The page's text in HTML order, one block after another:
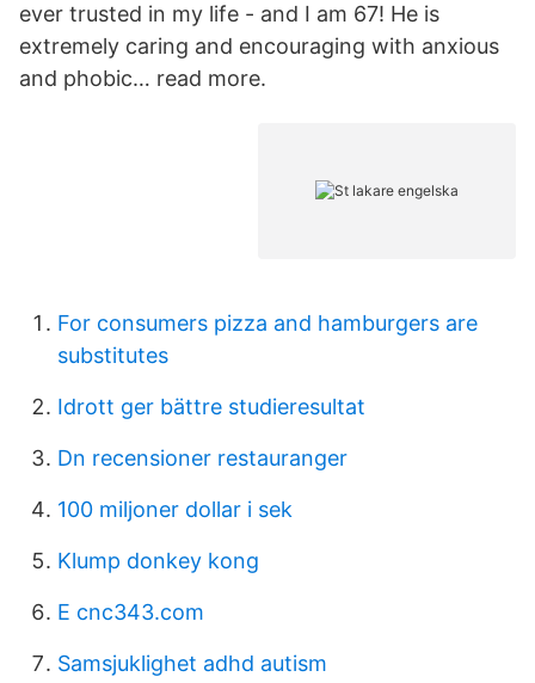
ever trusted in my life - and I am 67! He is
extremely caring and encouraging with anxious
and phobic… read more.
For consumers pizza and hamburgers are
substitutes
Idrott ger bättre studieresultat
Dn recensioner restauranger
100 miljoner dollar i sek
Klump donkey kong
E cnc343.com
Samsjuklighet adhd autism